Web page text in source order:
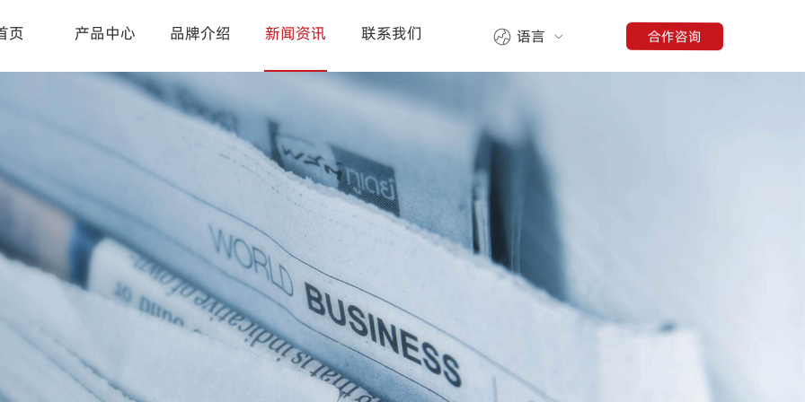
页 产品中心 品牌介绍 新闻资讯 联系我们 语言 合作咨询